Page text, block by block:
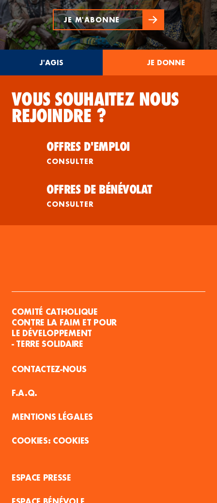
JE M'ABONNE
J'AGIS JE DONNE
VOUS SOUHAITEZ NOUS
REJOINDRE ?
OFFRES D'EMPLOI
CONSULTER
OFFRES DE BÉNÉVOLAT
CONSULTER
COMITÉ CATHOLIQUE
CONTRE LA FAIM ET POUR
LE DÉVELOPPEMENT
- TERRE SOLIDAIRE
CONTACTEZ-NOUS
F.A.Q.
MENTIONS LÉGALES
COOKIES
ESPACE PRESSE